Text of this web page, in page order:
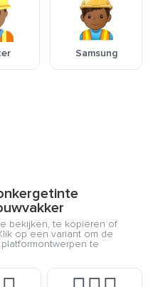
Samsung
bekijken, te kopiëren of
op een variant om de
te